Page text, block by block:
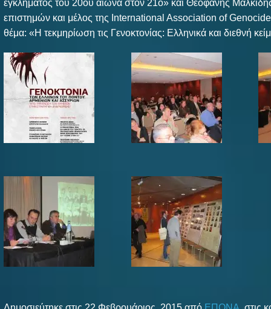
εγκλήματος του 20ου αιώνα στον 21ο» και Θεοφάνης
επιστημών και μέλος της International Association of
θέμα: «Η τεκμηρίωση τις Γενοκτονίας: Ελληνικά και διεθνή